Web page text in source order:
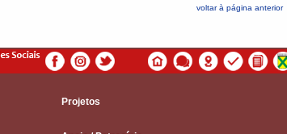
voltar à página anterior
Projetos